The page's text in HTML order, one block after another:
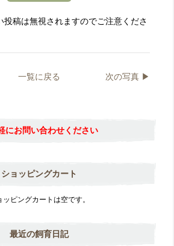
投稿は無視されますのでご注意くださ
次の写真 ▶︎
一覧に戻る
にお問い合わせください
ショッピングカート
ッピングカートは空です。
最近の飼育日記